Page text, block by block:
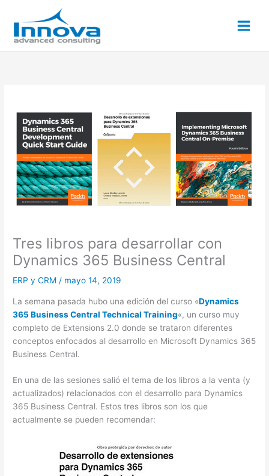
contenido
Tres libros para desarrollar con
Dynamics 365 Business Central
ERP y CRM / mayo 14, 2019
La semana pasada hubo una edición del curso «Dynamics
365 Business Central Technical Training«, un curso muy
completo de Extensions 2.0 donde se trataron diferentes
conceptos enfocados al desarrollo en Microsoft Dynamics 365
Business Central.
En una de las sesiones salió el tema de los libros a la venta (y
actualizados) relacionados con el desarrollo para Dynamics
365 Business Central. Estos tres libros son los que
actualmente se pueden recomendar: